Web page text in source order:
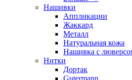
Нашивки
Аппликации
Жаккард
Металл
Натуральная кожа
Нашивка с
Нитки
Дортак
Gutermann